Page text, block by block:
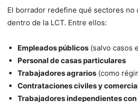
El borrador redefine qué sectores no
dentro de la LCT. Entre ellos:
Empleados públicos (salvo casos
Personal de casas particulares
Trabajadores agrarios (como
Contrataciones civiles y
Trabajadores independientes